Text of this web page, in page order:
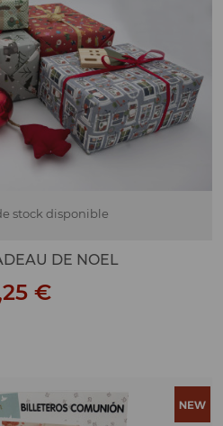
stock disponible
DE NOEL
€